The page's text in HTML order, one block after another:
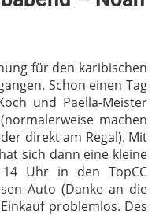
für den karibischen
Schon einen Tag
und Paella-Meister
machen
direkt am Regal). Mit
sich dann eine kleine
Uhr in den TopCC
Auto (Danke an die
problemlos. Des